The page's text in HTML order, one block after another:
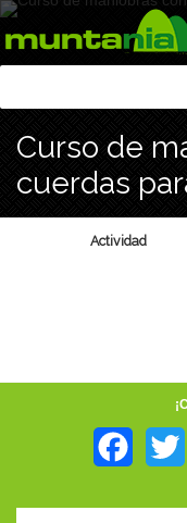
Curso de
cuerdas
Actividad